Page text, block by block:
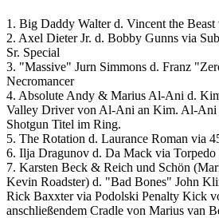
1. Big Daddy Walter d. Vincent the
2. Axel Dieter Jr. d. Bobby Gunns via
Sr. Special
3. "Massive" Jurn Simmons d. Franz
Necromancer
4. Absolute Andy & Marius Al-Ani d.
Valley Driver von Al-Ani an Kim. Al-Ani
Shotgun Titel im Ring.
5. The Rotation d. Laurance Roman via
6. Ilja Dragunov d. Da Mack via Torpedo
7. Karsten Beck & Reich und Schön
Kevin Roadster) d. "Bad Bones" John
Rick Baxxter via Podolski Penalty Kick
anschließendem Cradle von Marius van